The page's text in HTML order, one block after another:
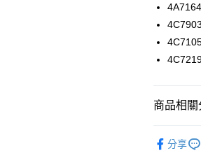
１．於結
付」結帳
３．收到
／ATM／
※ 交易是
每筆
每筆
商品相關
商品分享